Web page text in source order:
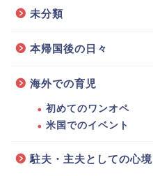
未分類
本帰国後の日々
海外での育児
初めてのワンオペ
米国でのイベント
駐夫・主夫としての心境